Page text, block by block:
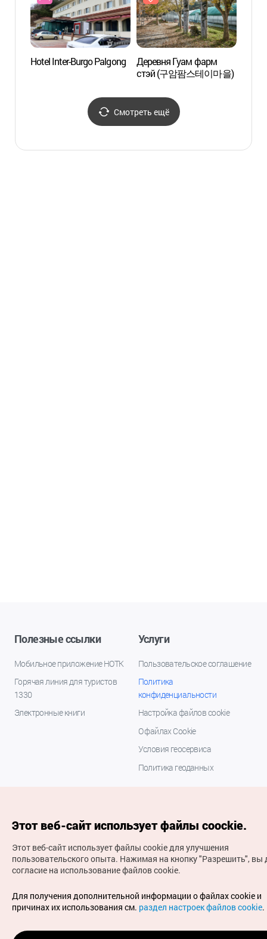
Hotel Inter-Burgo Palgong
Деревня Гуам фарм
стэй (구암팜스테이마을)
Смотреть ещё
Полезные ссылки
Мобильное приложение НОТК
Горячая линия для туристов
1330
Электронные книги
Услуги
Пользовательское соглашение
Политика
конфиденциальности
Настройка файлов cookie
О файлах Cookie
Условия геосервиса
Политика геоданных
(с) Национальная организация туризма Кореи Все
права защищены
Для извещения об ошибках и проблемах, связанных с
работой веб-сайта, направляйте ваши запросы на
официальный адрес электронной почты
Этот веб-сайт использует файлы coockie.
Этот веб-сайт использует файлы cookie для улучшения
пользовательского опыта. Нажимая на кнопку "Разрешить", вы
согласие на использование файлов cookie.
Для получения дополнительной информации о файлах cookie и
причинах их использования см. раздел настроек файлов cookie.